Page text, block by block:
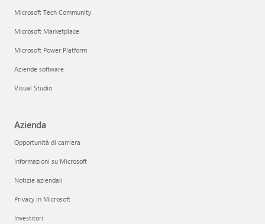
Microsoft Tech Community
Microsoft Marketplace
Microsoft Power Platform
Aziende software
Visual Studio
Azienda
Opportunità di carriera
Informazioni su Microsoft
Notizie aziendali
Privacy in Microsoft
Investitori